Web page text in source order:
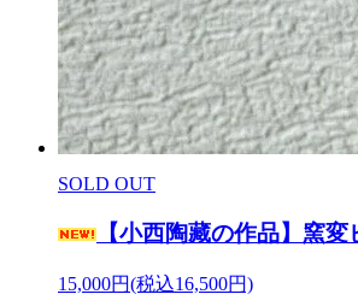
SOLD OUT
【小西陶藏の作品】窯
15,000円(税込16,500円)